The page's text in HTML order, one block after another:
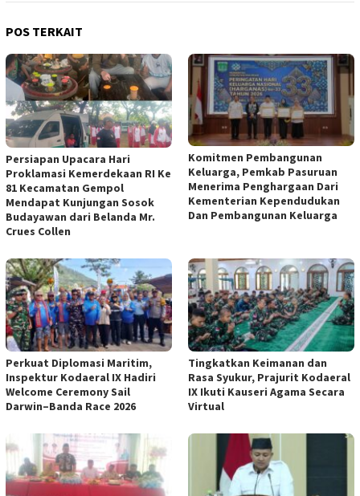
POS TERKAIT
Persiapan Upacara Hari
Proklamasi Kemerdekaan RI Ke
81 Kecamatan Gempol
Mendapat Kunjungan Sosok
Budayawan dari Belanda Mr.
Crues Collen
Komitmen Pembangunan
Keluarga, Pemkab Pasuruan
Menerima Penghargaan Dari
Kementerian Kependudukan
Dan Pembangunan Keluarga
Perkuat Diplomasi Maritim,
Inspektur Kodaeral IX Hadiri
Welcome Ceremony Sail
Darwin–Banda Race 2026
Tingkatkan Keimanan dan
Rasa Syukur, Prajurit Kodaeral
IX Ikuti Kauseri Agama Secara
Virtual